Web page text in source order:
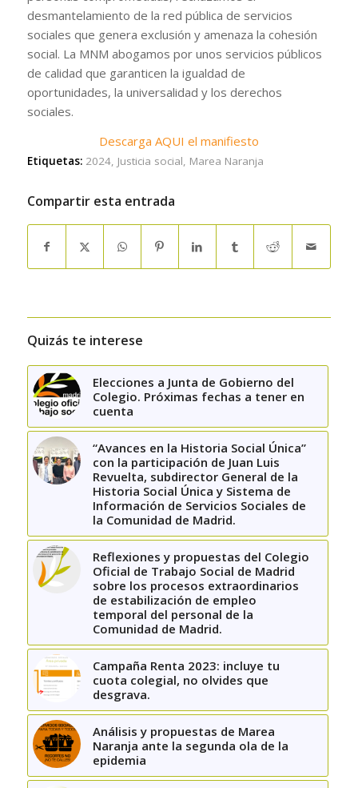
desmantelamiento de la red pública de servicios
sociales que genera exclusión y amenaza la cohesión
social. La MNM abogamos por unos servicios públicos
de calidad que garanticen la igualdad de
oportunidades, la universalidad y los derechos
sociales.
Descarga AQUI el manifiesto
Etiquetas: 2024, Justicia social, Marea Naranja
Compartir esta entrada
Quizás te interese
Elecciones a Junta de Gobierno del
Colegio. Próximas fechas a tener en
cuenta
“Avances en la Historia Social Única”
con la participación de Juan Luis
Revuelta, subdirector General de la
Historia Social Única y Sistema de
Información de Servicios Sociales de
la Comunidad de Madrid.
Reflexiones y propuestas del Colegio
Oficial de Trabajo Social de Madrid
sobre los procesos extraordinarios
de estabilización de empleo
temporal del personal de la
Comunidad de Madrid.
Campaña Renta 2023: incluye tu
cuota colegial, no olvides que
desgrava.
Análisis y propuestas de Marea
Naranja ante la segunda ola de la
epidemia